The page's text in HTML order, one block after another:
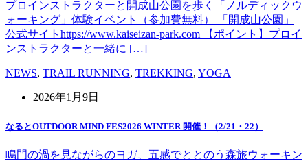
プロインストラクターと開成山公園を歩く「ノルディックウ
ォーキング」体験イベント（参加費無料） 「開成山公園」
公式サイトhttps://www.kaiseizan-park.com 【ポイント】プロイ
ンストラクターと一緒に […]
NEWS, TRAIL RUNNING, TREKKING, YOGA
2026年1月9日
なるとOUTDOOR MIND FES2026 WINTER 開催！（2/21・22）
鳴門の渦を見ながらのヨガ、五感でととのう森旅ウォーキン